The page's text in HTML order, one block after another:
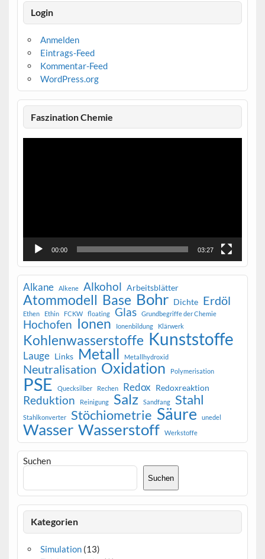
Login
Anmelden
Eintrags-Feed
Kommentar-Feed
WordPress.org
Faszination Chemie
Video-
00:00 03:27
Alkane Alkene Alkohol Arbeitsblätter
Atommodell Base Bohr Dichte Erdöl
Ethen Ethin FCKW floating Glas Grundbegriffe der Chemie
Hochofen Ionen Ionenbildung Klärwerk
Kohlenwasserstoffe Kunststoffe
Lauge Links Metall Metallhydroxid
Neutralisation Oxidation Polymerisation
PSE Quecksilber Rechen Redox Redoxreaktion
Reduktion Reinigung Salz Sandfang Stahl
Stahlkonverter Stöchiometrie Säure unedel
Wasser Wasserstoff Werkstoffe
Suchen
Suchen
Kategorien
Simulation(13)